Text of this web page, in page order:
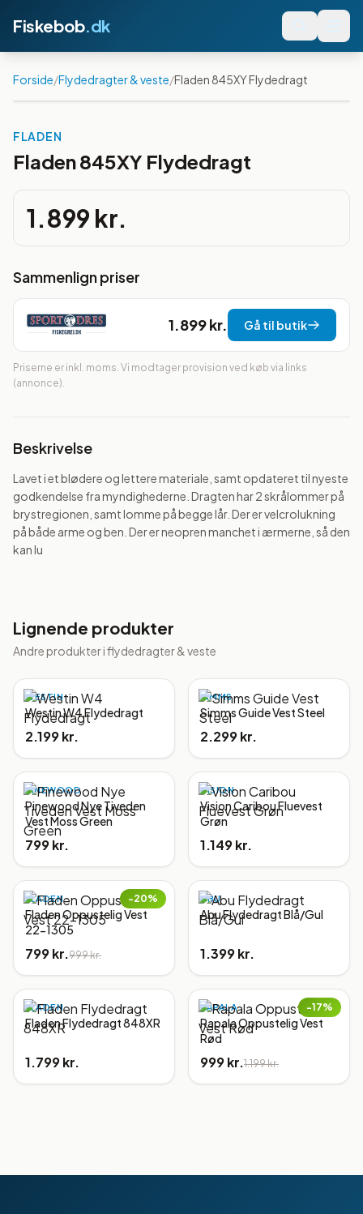
Fiskebob.dk
Forside/Flydedragter & veste/Fladen 845XY Flydedragt
FLADEN
Fladen 845XY Flydedragt
1.899 kr.
Sammenlign priser
1.899 kr. Gå til butik
Priserne er inkl. moms. Vi modtager provision ved køb via links
(annonce).
Beskrivelse
Lavet i et blødere og lettere materiale, samt opdateret til nyeste
godkendelse fra myndighederne. Dragten har 2 skrålommer på
brystregionen, samt lomme på begge lår. Der er velcrolukning
på både arme og ben. Der er neopren manchet i ærmerne, så den
kan lu
Lignende produkter
Andre produkter iflydedragter & veste
WESTIN
Westin W4 Flydedragt
2.199 kr.
SIMMS
Simms Guide Vest Steel
2.299 kr.
PINEWOOD
Pinewood Nye Tiveden
Vest Moss Green
799 kr.
VISION
Vision Caribou Fluevest
Grøn
1.149 kr.
−20%
FLADEN
Fladen Oppustelig Vest
22-1305
799 kr.999 kr.
ABU
Abu Flydedragt Blå/Gul
1.399 kr.
FLADEN
Fladen Flydedragt 848XR
1.799 kr.
−17%
RAPALA
Rapala Oppustelig Vest
Rød
999 kr.1.199 kr.